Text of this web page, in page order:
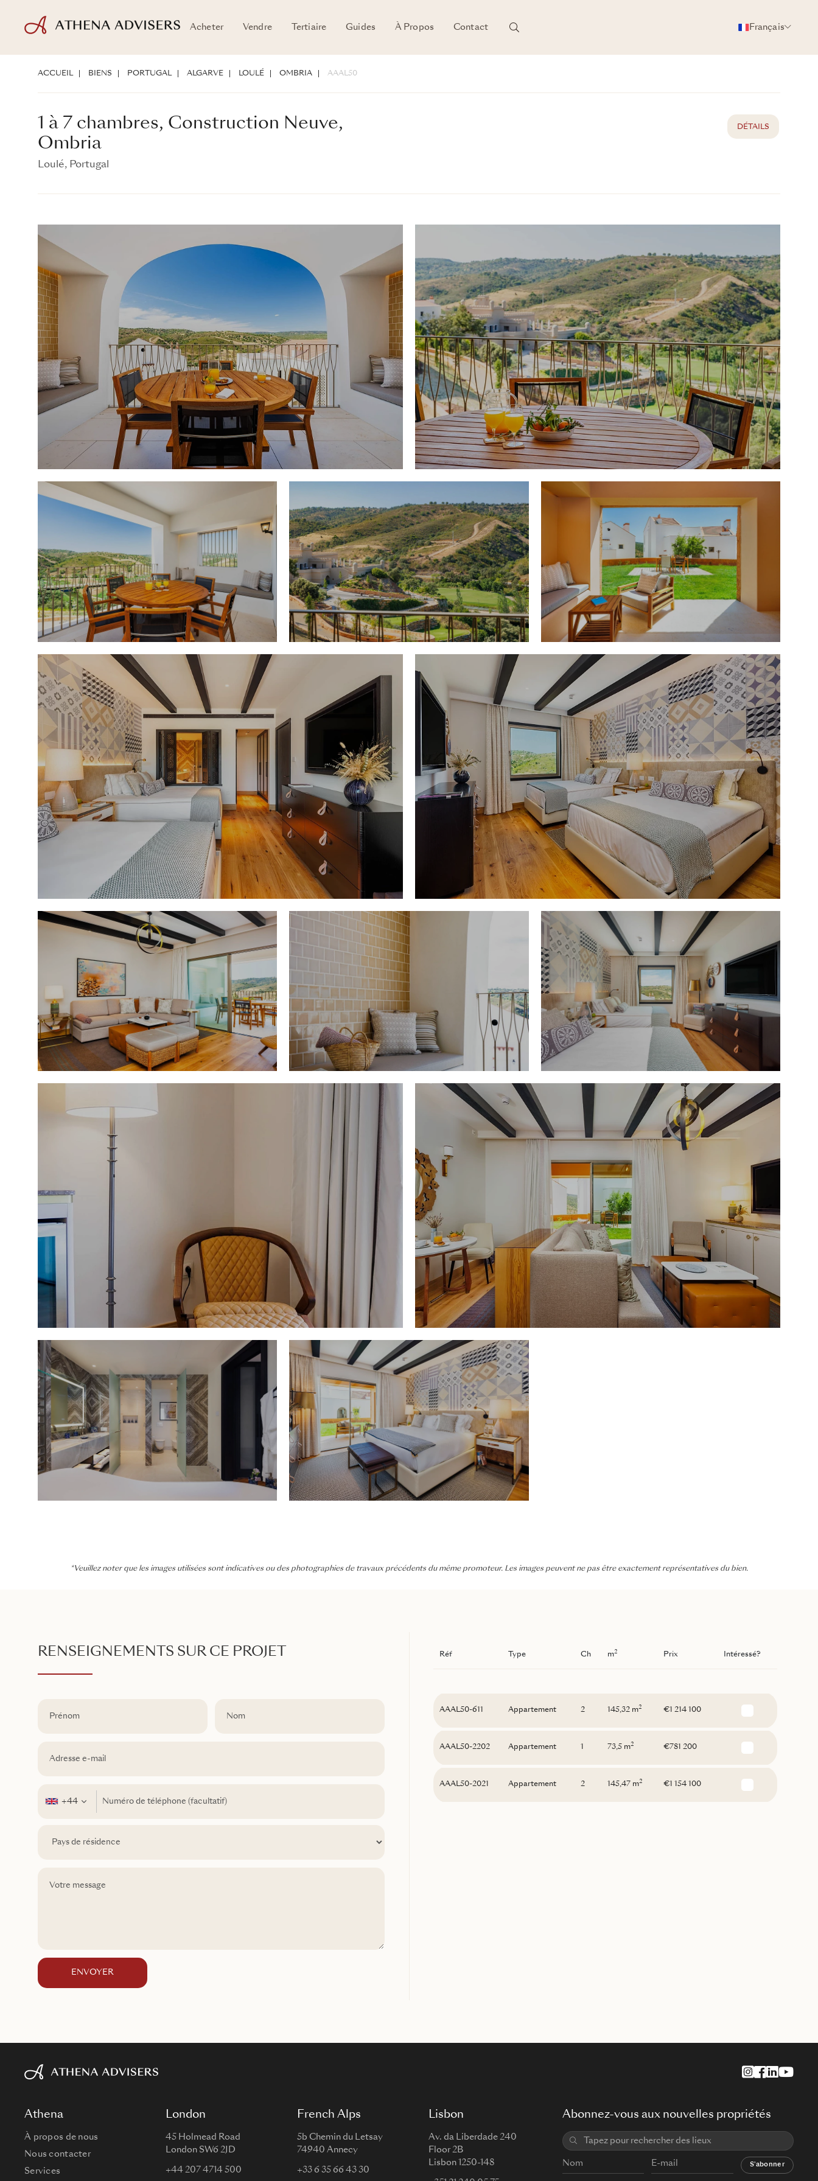
Acheter Vendre Tertiaire Guides À Propos Contact Français
1 à 7 chambres, Construction Neuve, Ombria
ACCUEIL BIENS PORTUGAL ALGARVE LOULÉ OMBRIA AAAL50
1 à 7 chambres, Construction Neuve,
Ombria
Loulé, Portugal
DÉTAILS
*Veuillez noter que les images utilisées sont indicatives ou des photographies de travaux précédents du même promoteur. Les images peuvent ne pas être exactement représentatives du bien.
RENSEIGNEMENTS SUR CE PROJET
+44
ENVOYER
Réf Type Ch m2 Prix Intéressé?
AAAL50-611 Appartement 2 145,32 m2 €1 214 100
AAAL50-2202 Appartement 1 73,5 m2 €781 200
AAAL50-2021 Appartement 2 145,47 m2 €1 154 100
Athena
À propos de nous
Nous contacter
Services
London
45 Holmead Road
London SW6 2JD
+44 207 4714 500
French Alps
5b Chemin du Letsay
74940 Annecy
+33 6 35 66 43 30
Lisbon
Av. da Liberdade 240
Floor 2B
Lisbon 1250-148
Abonnez-vous aux nouvelles propriétés
S'abonner